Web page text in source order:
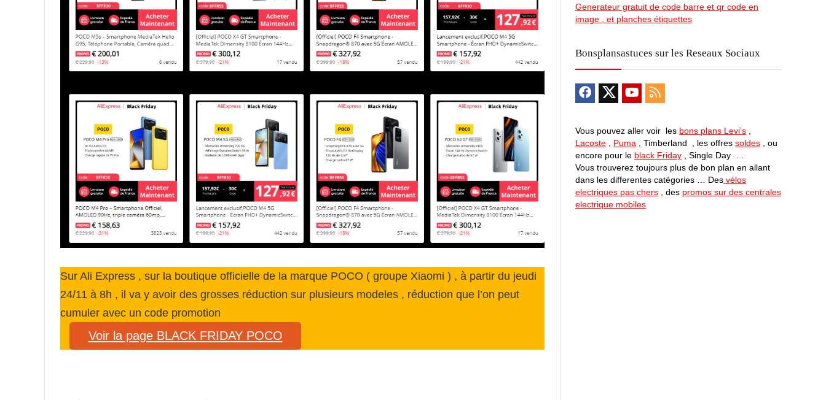
Sur Ali Express , sur la boutique officielle de la marque POCO ( groupe Xiaomi ) , à partir du jeudi
24/11 à 8h , il va y avoir des grosses réduction sur plusieurs modeles , réduction que l’on peut
cumuler avec un code promotion
Voir la page BLACK FRIDAY POCO
Generateur gratuit de code barre et qr code en
image , et planches étiquettes
Bonsplansastuces sur les Reseaux Sociaux
Vous pouvez aller voir les bons plans Levi’s
Lacoste
Puma , Timberland , les offres soldes , ou
encore pour le black Friday , Single Day …
Vous trouverez toujours plus de bon plan en allant
dans les differentes catégories … Des vélos
electriques pas chers , des promos sur des centrales
electrique mobiles